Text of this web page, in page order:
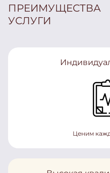
ПРЕИМУЩЕСТВА
УСЛУГИ
Ценим